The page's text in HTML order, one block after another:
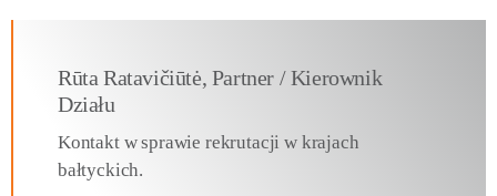
Rūta Ratavičiūtė, Partner / Kierownik
Działu
Kontakt w sprawie rekrutacji w krajach
bałtyckich.